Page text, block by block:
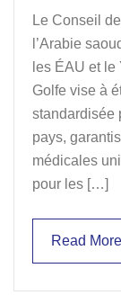
Le Conseil
l’Arabie
les ÉAU et
Golfe vise à
standardisée
pays,
médicales
pour les […]
Read More
Read